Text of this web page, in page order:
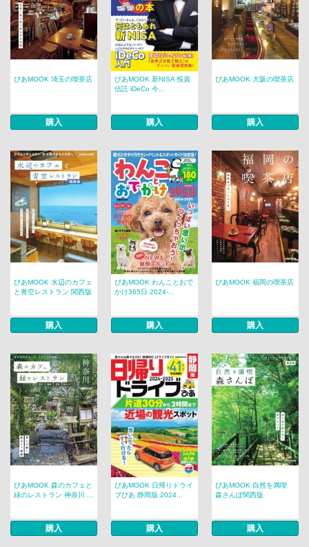
ぴあMOOK 埼玉の喫茶店
購入
ぴあMOOK 新NISA 投資
信託 iDeCo 今...
購入
ぴあMOOK 大阪の喫茶店
購入
ぴあMOOK 水辺のカフェ
と青空レストラン 関西版
購入
ぴあMOOK わんことおで
かけ365日 2024-...
購入
ぴあMOOK 福岡の喫茶店
購入
ぴあMOOK 森のカフェと
緑のレストラン 神奈川 ...
購入
ぴあMOOK 日帰りドライ
ブぴあ 静岡版 2024...
購入
ぴあMOOK 自然を満喫
森さんぽ関西版
購入